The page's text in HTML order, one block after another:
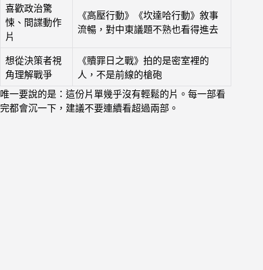
喜歡政治驚
悚、間諜動作
片
《高壓行動》《坎達哈行動》敘事
流暢，對中東議題不熟也看得進去
想從決策者視
角理解戰爭
《贖罪日之戰》拍的是密室裡的
人，不是前線的槍砲
唯一要說的是：這份片單幾乎沒有輕鬆的片。每一部看
完都會沉一下，建議不要連續看超過兩部。